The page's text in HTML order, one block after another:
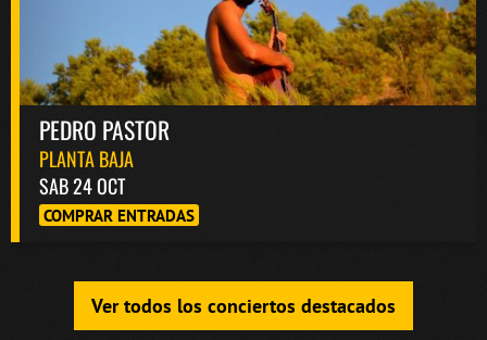
PEDRO PASTOR
PLANTA BAJA
SAB 24 OCT
COMPRAR ENTRADAS
Ver todos los conciertos destacados